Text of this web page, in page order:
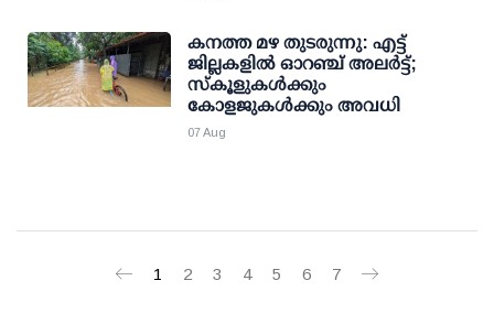
കനത്ത മഴ തുടരുന്നു: എട്ട്
ജില്ലകളില്‍ ഓറഞ്ച് അലര്‍ട്ട്;
സ്‌കൂളുകള്‍ക്കും
കോളജുകള്‍ക്കും അവധി
07 Aug
1 2 3 4 5 6 7